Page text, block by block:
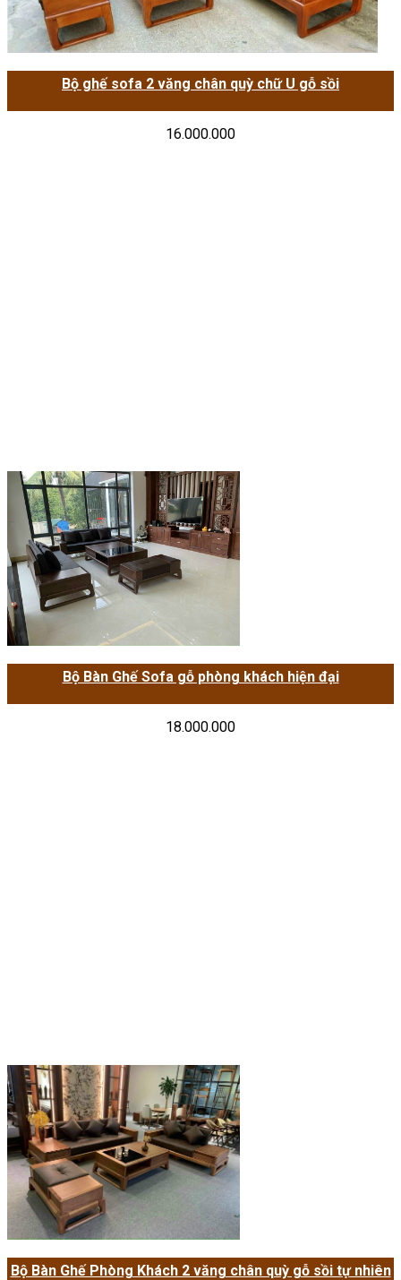
Bộ ghế sofa 2 văng chân quỳ chữ U gỗ sồi
16.000.000
Bộ Bàn Ghế Sofa gỗ phòng khách hiện đại
18.000.000
Bộ Bàn Ghế Phòng Khách 2 văng chân quỳ gỗ sồi tự nhiên